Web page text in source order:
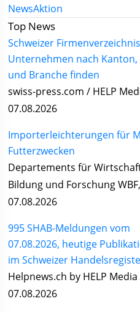
NewsAktion
Top News
Schweizer
Unternehmen nach
und Branche finden
swiss-press.com / HELP
07.08.2026
Importerleichterungen für
Futterzwecken
Departements für
Bildung und Forschung WBF,
07.08.2026
995 SHAB-Meldungen vom
07.08.2026, heutige
im Schweizer
Helpnews.ch by HELP Media
07.08.2026